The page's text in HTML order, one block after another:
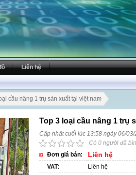
Liên hệ
cầu nâng 1 trụ sản xuất tại việt nam
Top 3 loại cầu nâng 1 trụ
Cập nhật cuối lúc 13:58 ngày 06/
Có 0 người đã
Đơn giá bán:
Liên hệ
VAT:
Liên hệ